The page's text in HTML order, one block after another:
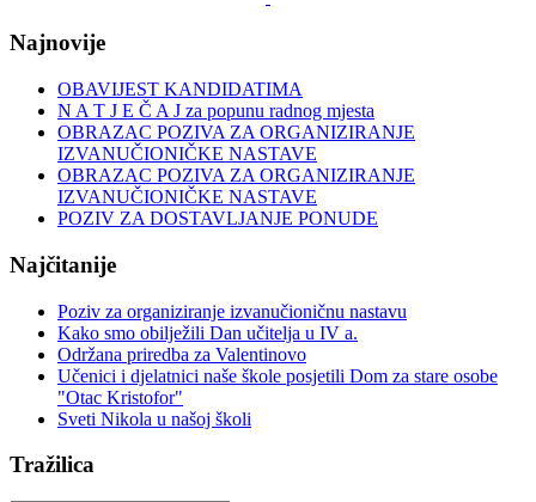
Najnovije
OBAVIJEST KANDIDATIMA
N A T J E Č A J za popunu radnog mjesta
OBRAZAC POZIVA ZA ORGANIZIRANJE
IZVANUČIONIČKE NASTAVE
OBRAZAC POZIVA ZA ORGANIZIRANJE
IZVANUČIONIČKE NASTAVE
POZIV ZA DOSTAVLJANJE PONUDE
Najčitanije
Poziv za organiziranje izvanučioničnu nastavu
Kako smo obilježili Dan učitelja u IV a.
Održana priredba za Valentinovo
Učenici i djelatnici naše škole posjetili Dom za stare osobe
"Otac Kristofor"
Sveti Nikola u našoj školi
Tražilica